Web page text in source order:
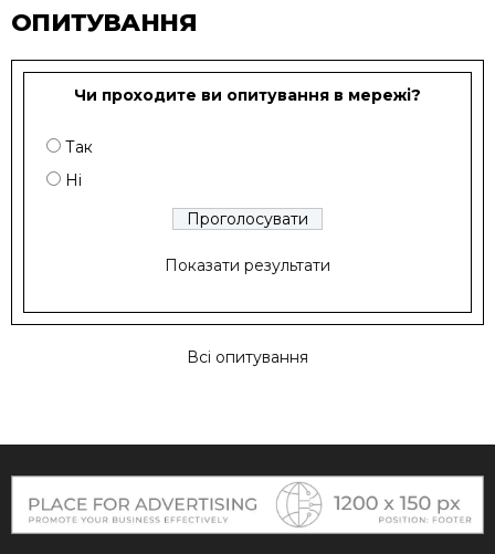
ОПИТУВАННЯ
Чи проходите ви опитування в мережі?
Так
Ні
Показати результати
Всі опитування